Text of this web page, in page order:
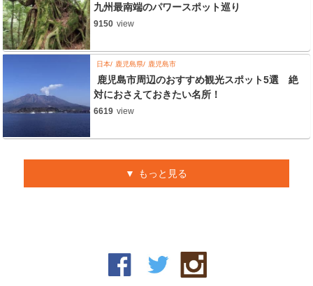
九州最南端のパワースポット巡り
9150 view
日本 鹿児島県 鹿児島市
鹿児島市周辺のおすすめ観光スポット5選 絶
対におさえておきたい名所！
6619 view
もっと見る